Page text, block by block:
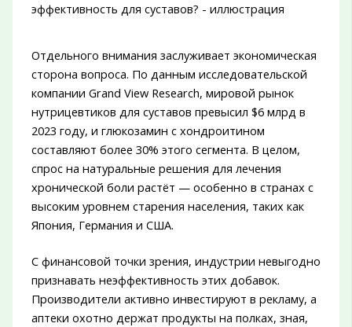
Отдельного внимания заслуживает экономическая
сторона вопроса. По данным исследовательской
компании Grand View Research, мировой рынок
нутрицевтиков для суставов превысил $6 млрд в
2023 году, и глюкозамин с хондроитином
составляют более 30% этого сегмента. В целом,
спрос на натуральные решения для лечения
хронической боли растёт — особенно в странах с
высоким уровнем старения населения, таких как
Япония, Германия и США.
С финансовой точки зрения, индустрии невыгодно
признавать неэффективность этих добавок.
Производители активно инвестируют в рекламу, а
аптеки охотно держат продукты на полках, зная,